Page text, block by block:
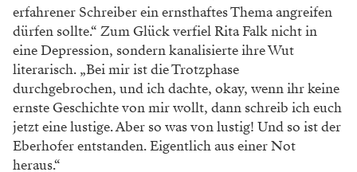
erfahrener Schreiber ein ernsthaftes Thema angreifen
dürfen sollte.“ Zum Glück verfiel Rita Falk nicht in
eine Depression, sondern kanalisierte ihre Wut
literarisch. „Bei mir ist die Trotzphase
durchgebrochen, und ich dachte, okay, wenn ihr keine
ernste Geschichte von mir wollt, dann schreib ich euch
jetzt eine lustige. Aber so was von lustig! Und so ist der
Eberhofer entstanden. Eigentlich aus einer Not
heraus.“